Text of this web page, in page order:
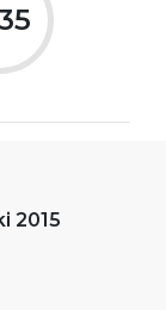
2015